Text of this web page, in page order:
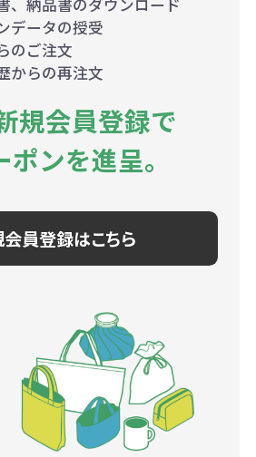
、納品書のダウンロード
データの授受
のご注文
からの再注文
規会員登録で
ンを進呈。
員登録はこちら